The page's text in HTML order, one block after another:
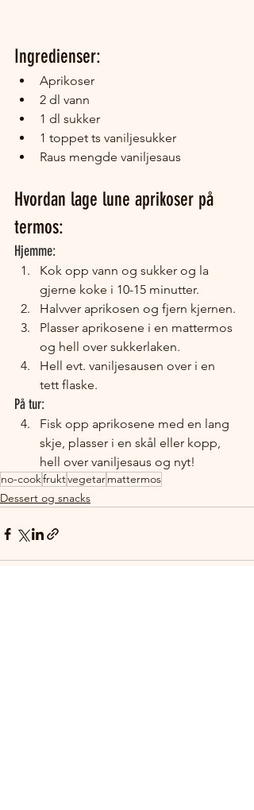
Ingredienser:
Aprikoser
2 dl vann
1 dl sukker
1 toppet ts vaniljesukker
Raus mengde vaniljesaus
Hvordan lage lune aprikoser på
termos:
Hjemme:
Kok opp vann og sukker og la
gjerne koke i 10-15 minutter.
Halvver aprikosen og fjern kjernen.
Plasser aprikosene i en mattermos
og hell over sukkerlaken.
Hell evt. vaniljesausen over i en
tett flaske.
På tur:
Fisk opp aprikosene med en lang
skje, plasser i en skål eller kopp,
hell over vaniljesaus og nyt!
no-cookfruktvegetarmattermos
Dessert og snacks